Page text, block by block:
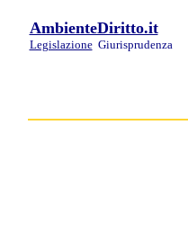
AmbienteDiritto.it
Legislazione Giurisprudenza